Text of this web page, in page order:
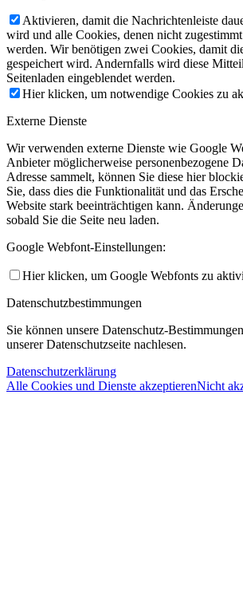
Aktivieren, damit die Nachrichtenleiste
wird und alle Cookies, denen nicht
werden. Wir benötigen zwei Cookies, damit
gespeichert wird. Andernfalls wird diese
Seitenladen eingeblendet werden.
Hier klicken, um notwendige Cookies zu
Externe Dienste
Wir verwenden externe Dienste wie Google
Anbieter möglicherweise personenbezogene
Adresse sammelt, können Sie diese hier
Sie, dass dies die Funktionalität und das
Website stark beeinträchtigen kann.
sobald Sie die Seite neu laden.
Google Webfont-Einstellungen:
Hier klicken, um Google Webfonts zu
Datenschutzbestimmungen
Sie können unsere Datenschutz-
unserer Datenschutzseite nachlesen.
Datenschutzerklärung
Alle Cookies und Dienste akzeptierenNicht